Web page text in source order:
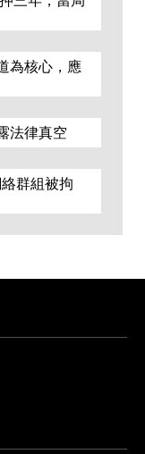
為核心，應
法律真空
群組被拘